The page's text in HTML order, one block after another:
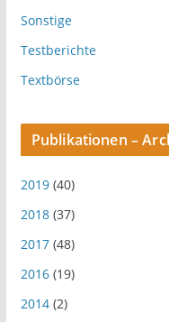
Sonstige
Testberichte
Textbörse
Publikationen –
2019(40)
2018(37)
2017(48)
2016(19)
2014(2)